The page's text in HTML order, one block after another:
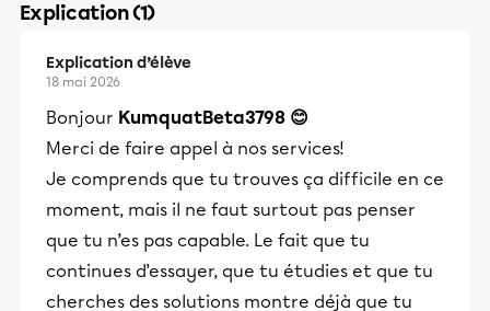
Explication (1)
Explication d’élève
18 mai 2026
Bonjour KumquatBeta3798 😊
Merci de faire appel à nos services!
Je comprends que tu trouves ça difficile en ce
moment, mais il ne faut surtout pas penser
que tu n’es pas capable. Le fait que tu
continues d’essayer, que tu étudies et que tu
cherches des solutions montre déjà que tu